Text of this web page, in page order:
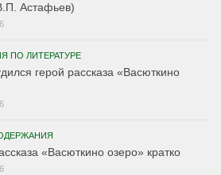
Астафьев)
ПО ЛИТЕРАТУРЕ
герой рассказа «Васюткино
«Васюткино озеро» кратко